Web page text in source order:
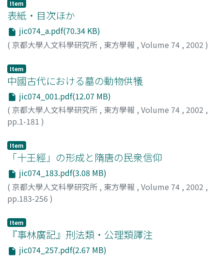
Item
表紙・目次ほか
jic074_a.pdf(70.34 KB)
( 京都大學人文科學研究所 , 東方學報 , Volume 74 , 2002 )
Item
中國古代における墓の動物供犠
jic074_001.pdf(12.07 MB)
( 京都大學人文科學研究所 , 東方學報 , Volume 74 , 2002 ,
pp.1-181 )
ノリ
Item
「十王經」の形成と隋唐の民衆信仰
jic074_183.pdf(3.08 MB)
( 京都大學人文科學研究所 , 東方學報 , Volume 74 , 2002 ,
pp.183-256 )
Item
『事林廣記』刑法類・公理類譯注
jic074_257.pdf(2.67 MB)